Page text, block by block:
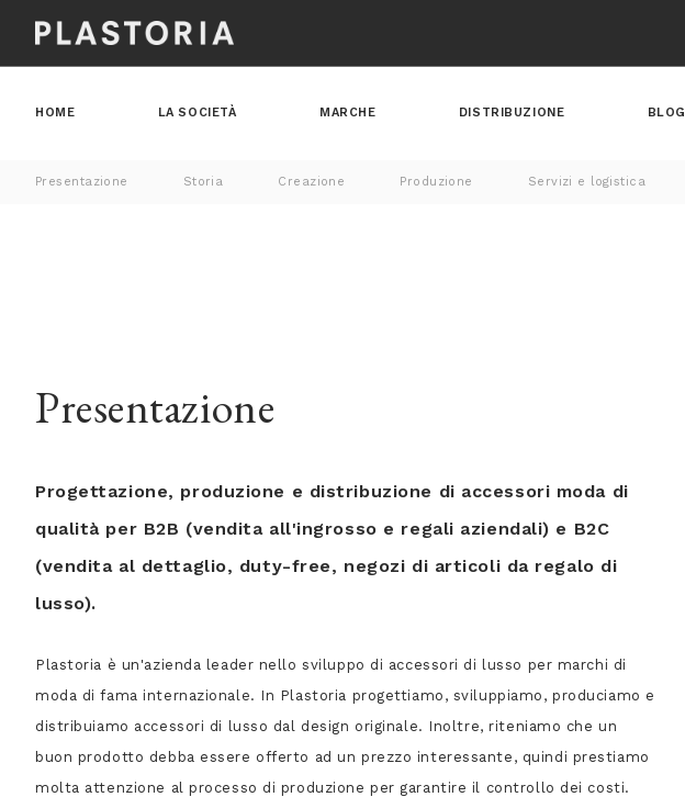
HOME LA SOCIETÀ MARCHE DISTRIBUZIONE BLOG
Presentazione Storia Creazione Produzione Servizi e logistica
Presentazione
Progettazione, produzione e distribuzione di accessori moda di
qualità per B2B (vendita all'ingrosso e regali aziendali) e B2C
(vendita al dettaglio, duty-free, negozi di articoli da regalo di
lusso).
Plastoria è un'azienda leader nello sviluppo di accessori di lusso per marchi di
moda di fama internazionale. In Plastoria progettiamo, sviluppiamo, produciamo e
distribuiamo accessori di lusso dal design originale. Inoltre, riteniamo che un
buon prodotto debba essere offerto ad un prezzo interessante, quindi prestiamo
molta attenzione al processo di produzione per garantire il controllo dei costi.